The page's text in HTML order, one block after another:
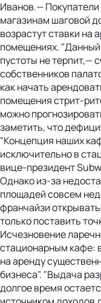
Иванов.—
магазинам шаговой
возрастут ставки на
помещениях. "Данный
пустоты не терпит,—
собственников
как начать
помещения стрит-
можно
заметить, что
"Концепция наших
исключительно в
вице-президент
Однако из-за
площадей совсем
франчайзи
только поставить
Исчезновение
стационарным кафе:
на аренду
бизнеса". "Выдача
долгое время